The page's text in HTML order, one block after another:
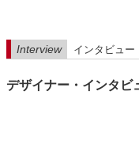
Interview インタビュー
デザイナー・インタ